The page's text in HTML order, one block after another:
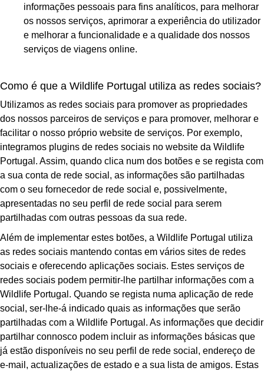
informações pessoais para fins analíticos, para melhorar
os nossos serviços, aprimorar a experiência do utilizador
e melhorar a funcionalidade e a qualidade dos nossos
serviços de viagens online.
Como é que a Wildlife Portugal utiliza as redes sociais?
Utilizamos as redes sociais para promover as propriedades
dos nossos parceiros de serviços e para promover, melhorar e
facilitar o nosso próprio website de serviços. Por exemplo,
integramos plugins de redes sociais no website da Wildlife
Portugal. Assim, quando clica num dos botões e se regista com
a sua conta de rede social, as informações são partilhadas
com o seu fornecedor de rede social e, possivelmente,
apresentadas no seu perfil de rede social para serem
partilhadas com outras pessoas da sua rede.
Além de implementar estes botões, a Wildlife Portugal utiliza
as redes sociais mantendo contas em vários sites de redes
sociais e oferecendo aplicações sociais. Estes serviços de
redes sociais podem permitir-lhe partilhar informações com a
Wildlife Portugal. Quando se regista numa aplicação de rede
social, ser-lhe-á indicado quais as informações que serão
partilhadas com a Wildlife Portugal. As informações que decidir
partilhar connosco podem incluir as informações básicas que
já estão disponíveis no seu perfil de rede social, endereço de
e-mail, actualizações de estado e a sua lista de amigos. Estas